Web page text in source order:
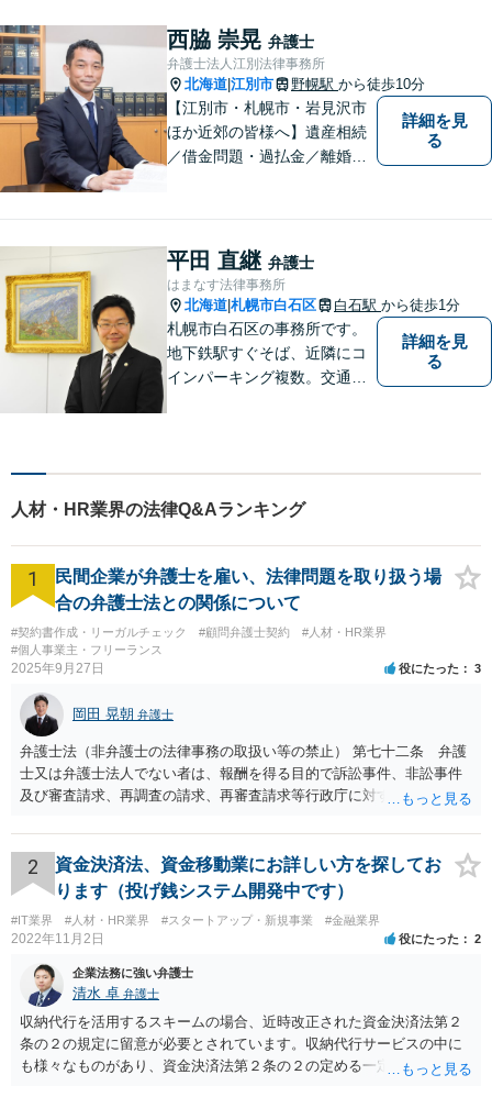
西脇 崇晃 弁護士
弁護士法人江別法律事務所
北海道 江別市 野幌駅 から徒歩10分
【江別市・札幌市・岩見沢市
ほか近郊の皆様へ】遺産相続
／借金問題・過払金／離婚／
気軽にお問い合わせ下さい。
詳細を見
る
平田 直継 弁護士
はまなす法律事務所
北海道 札幌市白石区 白石駅 から徒歩1分
札幌市白石区の事務所です。
地下鉄駅すぐそば、近隣にコ
インパーキング複数。交通の
もアクセス良好。相続、交通
事故、離婚、債務整理など幅
広く対応する４０代の経験豊
富な弁護士です。
詳細を見
る
人材・HR業界の法律Q&Aランキング
1
民間企業が弁護士を雇い、法律問題を取り扱う場
合の弁護士法との関係について
#契約書作成・リーガルチェック #顧問弁護士契約
#人材・HR業界
#個人事業主・フリーランス
2025年9月27日 役にたった 3
岡田 晃朝 弁護士
弁護士法（非弁護士の法律事務の取扱い等の禁止） 第七十二条 弁護
士又は弁護士法人でない者は、報酬を得る目的で訴訟事件、非訟事件
及び審査請求、再調査の請求、再審査請求等行政庁に対する不服申立
の他の法律事務を取り扱い、又はこれらの周旋をすることを業とする
ことができない。ただし、この法律又は他の法律に別段の定めがある
場合は、この限りでない。 で、自身がする場合だけでなく、弁護士で
ないものに、あっせんしたりすることも違法ですから、問題になるか
と思います。
2
資金決済法、資金移動業にお詳しい方を探してお
ります（投げ銭システム開発中です）
#IT業界 #人材・HR業界 #スタートアップ・新規事業 #金融業界
2022年11月2日 役にたった 2
企業法務に強い弁護士
清水 卓 弁護士
収納代行を活用するスキームの場合、近時改正された資金決済法第２
条の２の規定に留意が必要とされています。収納代行サービスの中に
も様々なものがあり、資金決済法第２条の２の定める一定の要件（内